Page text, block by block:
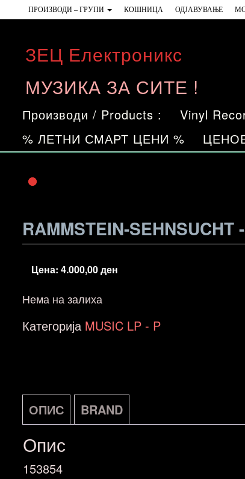
to
content
ПРОИЗВОДИ – ГРУПИ КОШНИЦА ОДЈАВУВАЊЕ
ЗЕЦ Електроникс
МУЗИКА ЗА СИТЕ !
Производи / Products : Vinyl
% ЛЕТНИ СМАРТ ЦЕНИ %
RAMMSTEIN-
Цена: 4.000,00ден
Нема на залиха
Категорија MUSIC LP - P
ОПИС BRAND
Опис
153854